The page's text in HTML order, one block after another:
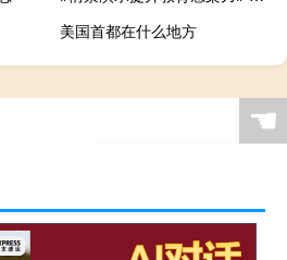
美国首都在什么地方
☚